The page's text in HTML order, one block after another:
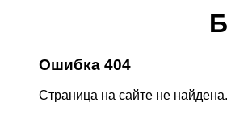
Ошибка 404
Страница на сайте не